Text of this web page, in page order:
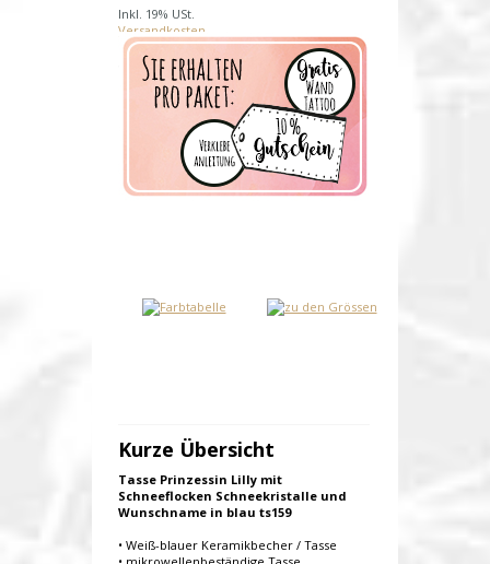
Inkl. 19% USt.
Versandkosten
Produktnummer:
Verfügbarkeit: Auf Lager
Lieferzeit: 1-2 Werktage nach
Zahungseingang
Kurze Übersicht
Tasse Prinzessin Lilly mit
Schneeflocken Schneekristalle und
Wunschname in blau ts159
• Weiß-blauer Keramikbecher / Tasse